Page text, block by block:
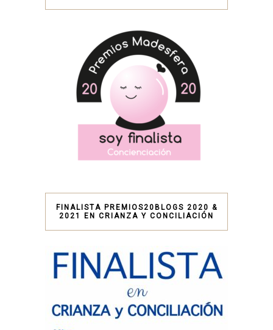
FINALISTA PREMIOS20BLOGS 2020 &
2021 EN CRIANZA Y CONCILIACIÓN